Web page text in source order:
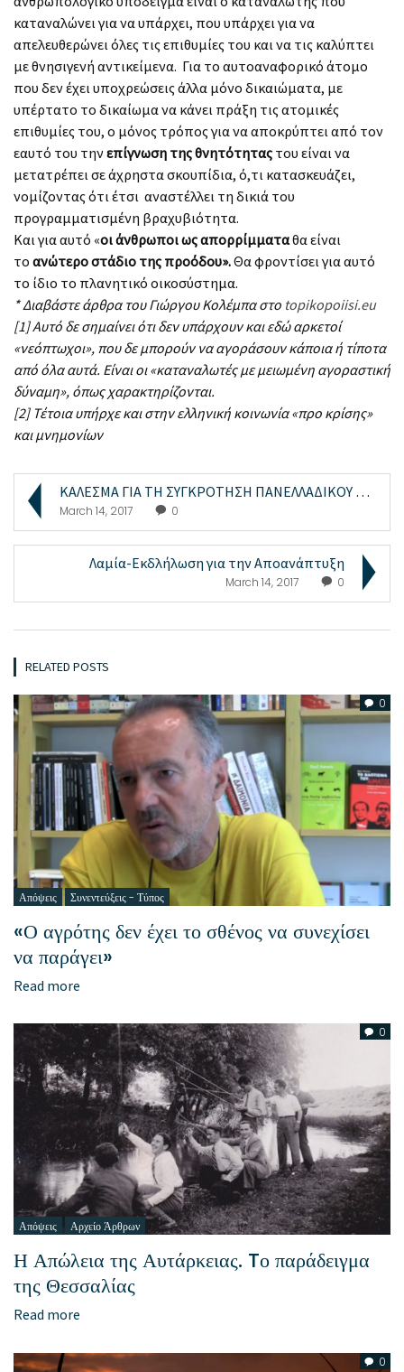
καταναλώνει για να υπάρχει, που υπάρχει για να
απελευθερώνει όλες τις επιθυμίες του και να τις καλύπτει
με θνησιγενή αντικείμενα. Για το αυτοαναφορικό άτομο
που δεν έχει υποχρεώσεις άλλα μόνο δικαιώματα, με
υπέρτατο το δικαίωμα να κάνει πράξη τις ατομικές
επιθυμίες του, ο μόνος τρόπος για να αποκρύπτει από τον
εαυτό του τηνεπίγνωση της θνητότητας του είναι να
μετατρέπει σε άχρηστα σκουπίδια, ό,τι κατασκευάζει,
νομίζοντας ότι έτσι αναστέλλει τη δικιά του
προγραμματισμένη βραχυβιότητα.
Και για αυτό «οι άνθρωποι ως απορρίμματαθα είναι
το ανώτερο στάδιο της προόδου».Θα φροντίσει για αυτό
το ίδιο το πλανητικό οικοσύστημα.
* Διαβάστε άρθρα του Γιώργου Κολέμπα στο topikopoiisi.eu
[1] Αυτό δε σημαίνει ότι δεν υπάρχουν και εδώ αρκετοί
«νεόπτωχοι», που δε μπορούν να αγοράσουν κάποια ή τίποτα
από όλα αυτά. Είναι οι «καταναλωτές με μειωμένη αγοραστική
δύναμη», όπως χαρακτηρίζονται.
[2] Τέτοια υπήρχε και στην ελληνική κοινωνία «προ κρίσης»
και μνημονίων
ΚΑΛΕΣΜΑ ΓΙΑ ΤΗ ΣΥΓΚΡΟΤΗΣΗ ΠΑΝΕΛΛΑΔΙΚΟΥ ΣΧΗΜΑΤΟΣ ΔΙ...
March 14, 2017 0
Λαμία-Εκδλήλωση για την Αποανάπτυξη
March 14, 2017 0
RELATED POSTS
0
Απόψεις Συνεντεύξεις - Τύπος
«Ο αγρότης δεν έχει το σθένος να συνεχίσει
να παράγει»
Read more
0
Απόψεις Αρχείο Άρθρων
Η Απώλεια της Αυτάρκειας. Tο παράδειγμα
της Θεσσαλίας
Read more
0